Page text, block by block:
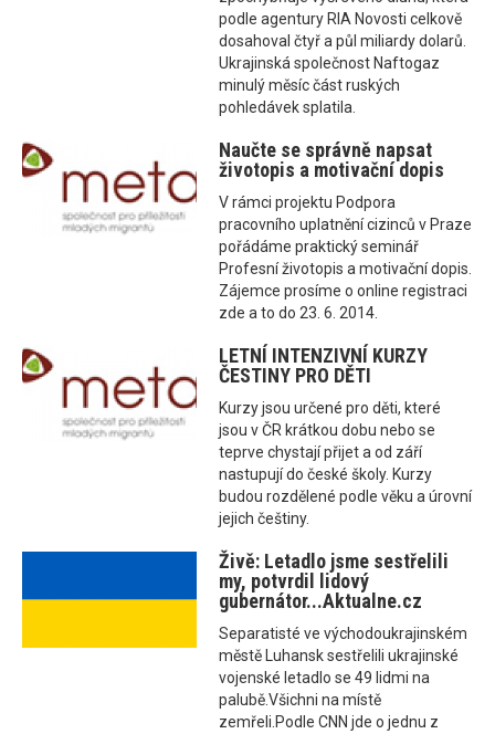
podle agentury RIA Novosti celkově
dosahoval čtyř a půl miliardy dolarů.
Ukrajinská společnost Naftogaz
minulý měsíc část ruských
pohledávek splatila.
Naučte se správně napsat
životopis a motivační dopis
V rámci projektu Podpora
pracovního uplatnění cizinců v Praze
pořádáme praktický seminář
Profesní životopis a motivační dopis.
Zájemce prosíme o online registraci
zde a to do 23. 6. 2014.
LETNÍ INTENZIVNÍ KURZY
ČESTINY PRO DĚTI
Kurzy jsou určené pro děti, které
jsou v ČR krátkou dobu nebo se
teprve chystají přijet a od září
nastupují do české školy. Kurzy
budou rozdělené podle věku a úrovní
jejich češtiny.
Živě: Letadlo jsme sestřelili
my, potvrdil lidový
gubernátor...Aktualne.cz
Separatisté ve východoukrajinském
městě Luhansk sestřelili ukrajinské
vojenské letadlo se 49 lidmi na
palubě.Všichni na místě
zemřeli.Podle CNN jde o jednu z